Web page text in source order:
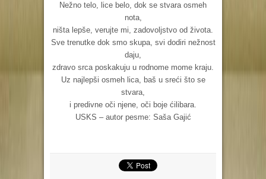
Nežno telo, lice belo, dok se stvara osmeh
nota,
ništa lepše, verujte mi, zadovoljstvo od života.
Sve trenutke dok smo skupa, svi dodiri nežnost
daju,
zdravo srca poskakuju u rodnome mome kraju.
Uz najlepši osmeh lica, baš u sreći što se
stvara,
i predivne oči njene, oči boje ćilibara.
USKS – autor pesme: Saša Gajić